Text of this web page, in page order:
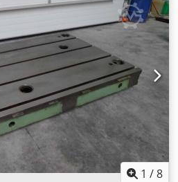
máquina aprox. 154,4 t Espacio
m Torno pesado ZERBST – DXP
de medición: < 0,01 mm Retrofit
Acfsr - 2009: Conversión del
2012: Nueva caja principal de
del husillo principal
incl. integración de la parte
de los rodamientos
Modernización: tecnología
1 /8